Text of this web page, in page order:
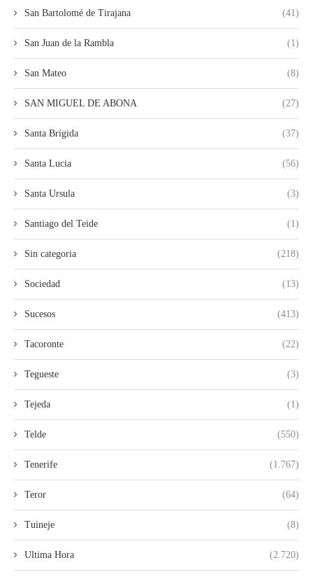
San Bartolomé de Tirajana (41)
San Juan de la Rambla (1)
San Mateo (8)
SAN MIGUEL DE ABONA (27)
Santa Brígida (37)
Santa Lucia (56)
Santa Ursula (3)
Santiago del Teide (1)
Sin categoria (218)
Sociedad (13)
Sucesos (413)
Tacoronte (22)
Tegueste (3)
Tejeda (1)
Telde (550)
Tenerife (1.767)
Teror (64)
Tuineje (8)
Ultima Hora (2.720)